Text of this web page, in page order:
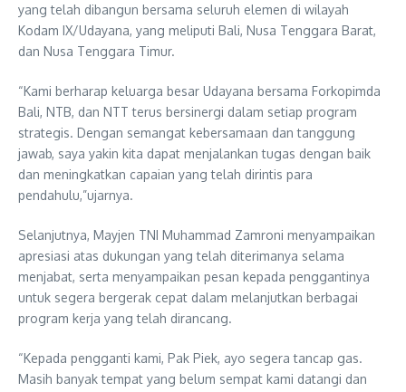
yang telah dibangun bersama seluruh elemen di wilayah
Kodam IX/Udayana, yang meliputi Bali, Nusa Tenggara Barat,
dan Nusa Tenggara Timur.
“Kami berharap keluarga besar Udayana bersama Forkopimda
Bali, NTB, dan NTT terus bersinergi dalam setiap program
strategis. Dengan semangat kebersamaan dan tanggung
jawab, saya yakin kita dapat menjalankan tugas dengan baik
dan meningkatkan capaian yang telah dirintis para
pendahulu,”ujarnya.
Selanjutnya, Mayjen TNI Muhammad Zamroni menyampaikan
apresiasi atas dukungan yang telah diterimanya selama
menjabat, serta menyampaikan pesan kepada penggantinya
untuk segera bergerak cepat dalam melanjutkan berbagai
program kerja yang telah dirancang.
“Kepada pengganti kami, Pak Piek, ayo segera tancap gas.
Masih banyak tempat yang belum sempat kami datangi dan